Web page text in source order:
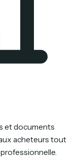
et documents
acheteurs tout